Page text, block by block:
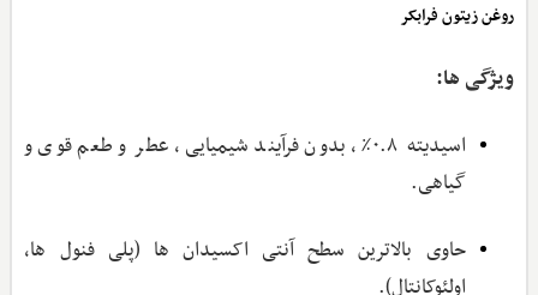
روغن زیتون فرابکر
ویژگی ‌ها:
اسیدیته ۰.۸٪، بدون فرآیند شیمیایی، عطر و طعم قوی و
گیاهی.
حاوی بالاترین سطح آنتی ‌اکسیدان‌ ها (پلی‌ فنول ‌ها،
اولئوکانتال).